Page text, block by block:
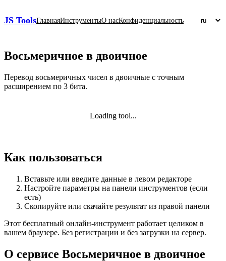
JS ToolsГлавнаяИнструментыО насКонфиденциальность
Восьмеричное в двоичное
Перевод восьмеричных чисел в двоичные с точным
расширением по 3 бита.
Loading tool...
Как пользоваться
Вставьте или введите данные в левом редакторе
Настройте параметры на панели инструментов (если
есть)
Скопируйте или скачайте результат из правой панели
Этот бесплатный онлайн‑инструмент работает целиком в
вашем браузере. Без регистрации и без загрузки на сервер.
О сервисе Восьмеричное в двоичное